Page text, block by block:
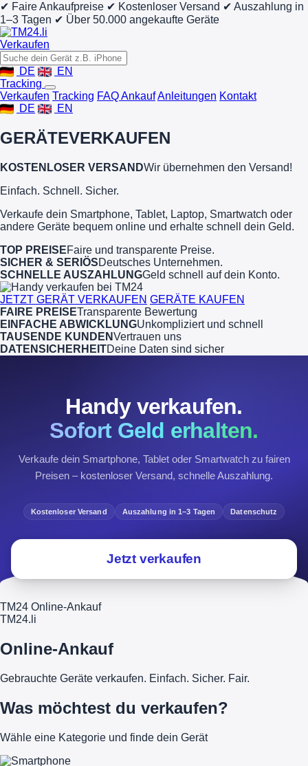
✔ Faire Ankaufpreise ✔ Kostenloser Versand ✔ Auszahlung in
1–3 Tagen ✔ Über 50.000 angekaufte Geräte
Verkaufen
DE
EN
Tracking
Verkaufen Tracking FAQ AnkaufAnleitungen Kontakt
DE
EN
GERÄTEVERKAUFEN
KOSTENLOSER VERSANDWir übernehmen den Versand!
Einfach. Schnell. Sicher.
Verkaufe dein Smartphone, Tablet, Laptop, Smartwatch oder
andere Geräte bequem online und erhalte schnell dein Geld.
TOP PREISEFaire und transparente Preise.
SICHER & SERIÖSDeutsches Unternehmen.
SCHNELLE AUSZAHLUNGGeld schnell auf dein Konto.
JETZT GERÄT VERKAUFEN GERÄTE KAUFEN
FAIRE PREISETransparente Bewertung
EINFACHE ABWICKLUNGUnkompliziert und schnell
TAUSENDE KUNDENVertrauen uns
DATENSICHERHEITDeine Daten sind sicher
Handy verkaufen.
Sofort Geld erhalten.
Verkaufe dein Smartphone, Tablet oder Smartwatch zu fairen
Preisen – kostenloser Versand, schnelle Auszahlung.
Kostenloser Versand Auszahlung in 1–3 Tagen Datenschutz
Jetzt verkaufen
TM24 Online-Ankauf
TM24.li
Online-Ankauf
Gebrauchte Geräte verkaufen. Einfach. Sicher. Fair.
Was möchtest du verkaufen?
Wähle eine Kategorie und finde dein Gerät